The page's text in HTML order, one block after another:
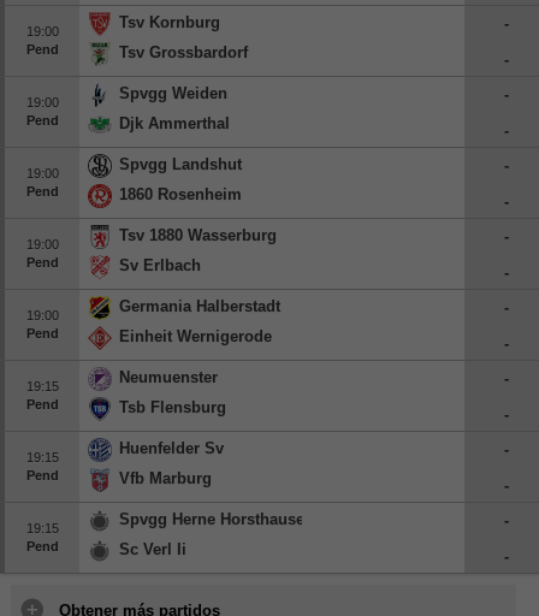
19:00
Pend
Tsv Kornburg
Tsv Grossbardorf
-
-
19:00
Pend
Spvgg Weiden
Djk Ammerthal
-
-
19:00
Pend
Spvgg Landshut
1860 Rosenheim
-
-
19:00
Pend
Tsv 1880 Wasserburg
Sv Erlbach
-
-
19:00
Pend
Germania Halberstadt
Einheit Wernigerode
-
-
19:15
Pend
Neumuenster
Tsb Flensburg
-
-
19:15
Pend
Huenfelder Sv
Vfb Marburg
-
-
19:15
Pend
Spvgg Herne Horsthausen
Sc Verl Ii
-
-
Obtener más partidos